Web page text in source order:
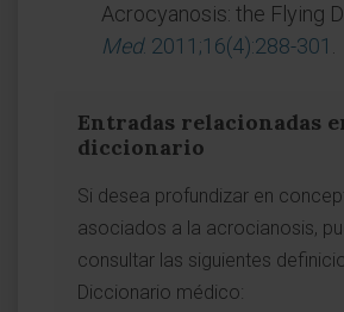
Acrocyanosis: the Flying
Med. 2011;16(4):288-301
Entradas relacionadas
diccionario
Si desea profundizar en
asociados a la acrocianosis,
consultar las siguientes
Diccionario médico: